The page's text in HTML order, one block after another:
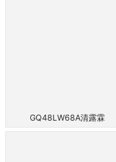
GQ48LW68A清露霖